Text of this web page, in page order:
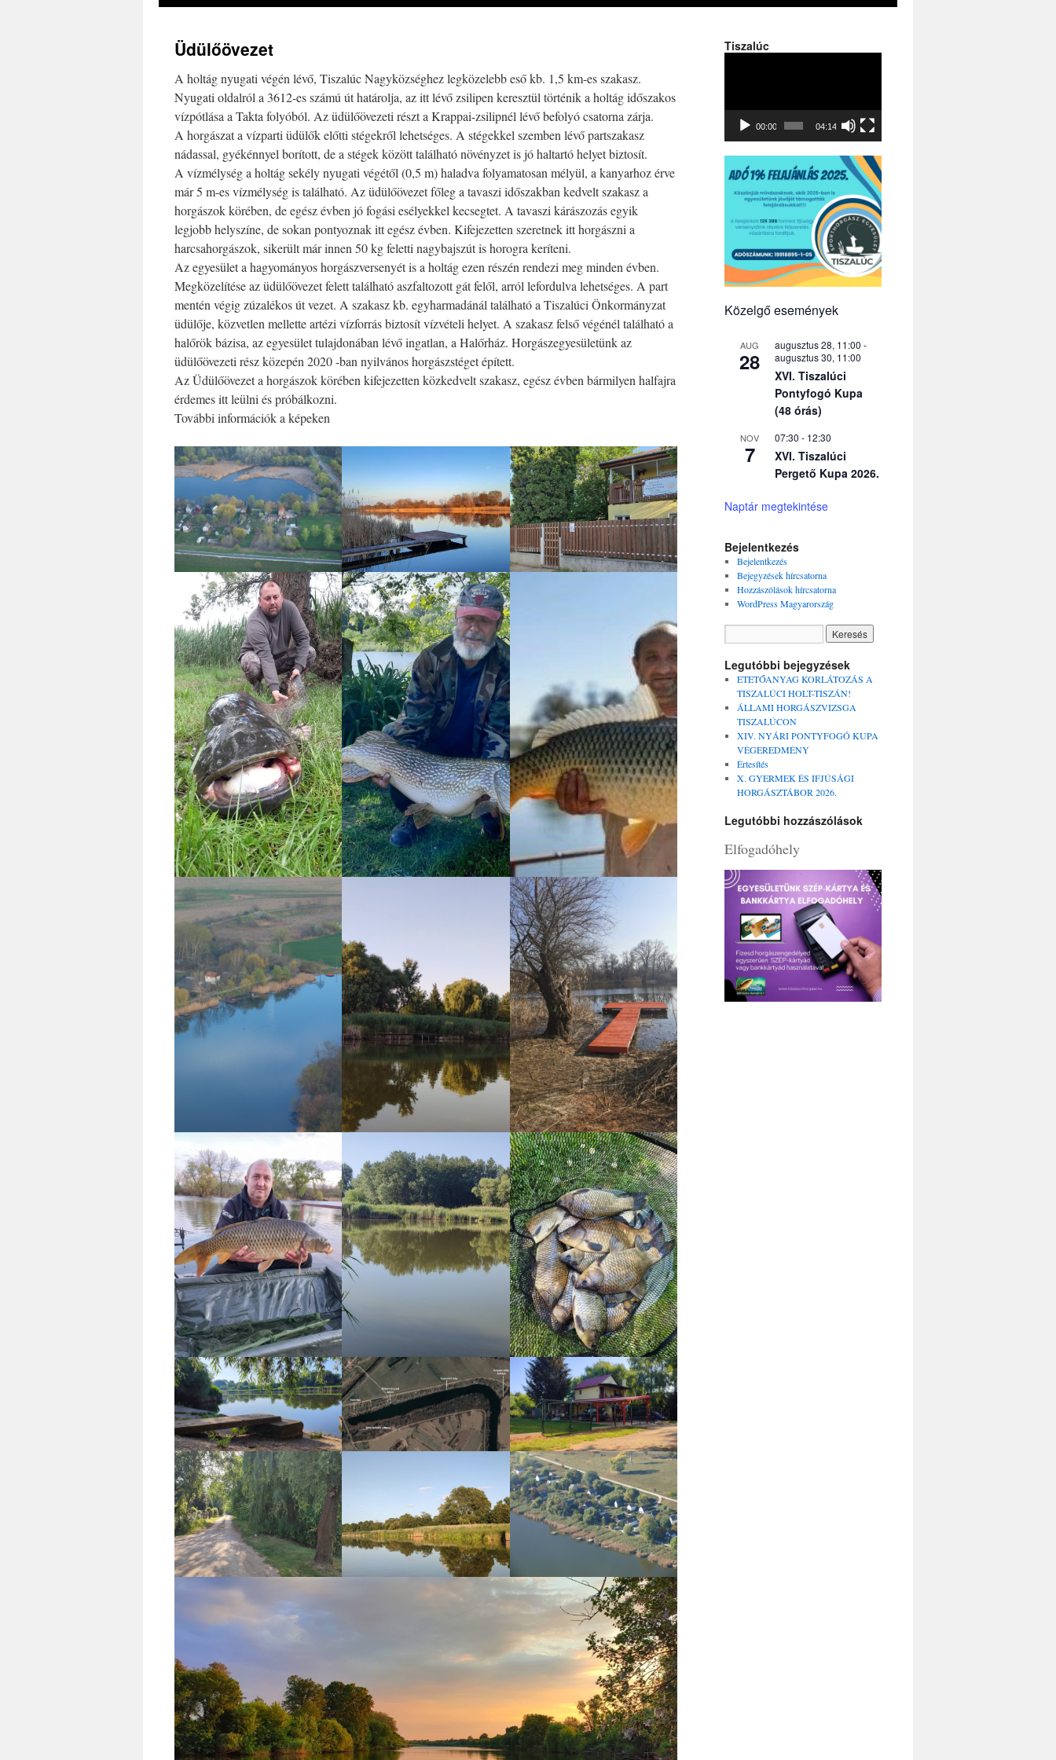
Üdülőövezet
A holtág nyugati végén lévő, Tiszalúc Nagyközséghez legközelebb eső kb. 1,5 km-es szakasz.
Nyugati oldalról a 3612-es számú út határolja, az itt lévő zsilipen keresztül történik a holtág időszakos
vízpótlása a Takta folyóból. Az üdülőövezeti részt a Krappai-zsilipnél lévő befolyó csatorna zárja.
A horgászat a vízparti üdülők előtti stégekről lehetséges. A stégekkel szemben lévő partszakasz
nádassal, gyékénnyel borított, de a stégek között található növényzet is jó haltartó helyet biztosít.
A vízmélység a holtág sekély nyugati végétől (0,5 m) haladva folyamatosan mélyül, a kanyarhoz érve
már 5 m-es vízmélység is található. Az üdülőövezet főleg a tavaszi időszakban kedvelt szakasz a
horgászok körében, de egész évben jó fogási esélyekkel kecsegtet. A tavaszi kárászozás egyik
legjobb helyszíne, de sokan pontyoznak itt egész évben. Kifejezetten szeretnek itt horgászni a
harcsahorgászok, sikerült már innen 50 kg feletti nagybajszút is horogra keríteni.
Az egyesület a hagyományos horgászversenyét is a holtág ezen részén rendezi meg minden évben.
Megközelítése az üdülőövezet felett található aszfaltozott gát felől, arról lefordulva lehetséges. A part
mentén végig zúzalékos út vezet. A szakasz kb. egyharmadánál található a Tiszalúci Önkormányzat
üdülője, közvetlen mellette artézi vízforrás biztosít vízvételi helyet. A szakasz felső végénél található a
halőrök bázisa, az egyesület tulajdonában lévő ingatlan, a Halőrház. Horgászegyesületünk az
üdülőövezeti rész közepén 2020 -ban nyilvános horgászstéget épített.
Az Üdülőövezet a horgászok körében kifejezetten közkedvelt szakasz, egész évben bármilyen halfajra
érdemes itt leülni és próbálkozni.
További információk a képeken
Tiszalúc
00:00 04:14
Közelgő események
AUG
28
augusztus 28, 11:00 -
augusztus 30, 11:00
XVI. Tiszalúci
Pontyfogó Kupa
(48 órás)
NOV
7
07:30 - 12:30
XVI. Tiszalúci
Pergető Kupa 2026.
Naptár megtekintése
Bejelentkezés
Bejelentkezés
Bejegyzések hírcsatorna
Hozzászólások hírcsatorna
WordPress Magyarország
Legutóbbi bejegyzések
ETETŐANYAG KORLÁTOZÁS A
TISZALÚCI HOLT-TISZÁN!
ÁLLAMI HORGÁSZVIZSGA
TISZALÚCON
XIV. NYÁRI PONTYFOGÓ KUPA
VÉGEREDMÉNY
Értesítés
X. GYERMEK ÉS IFJÚSÁGI
HORGÁSZTÁBOR 2026.
Legutóbbi hozzászólások
Elfogadóhely